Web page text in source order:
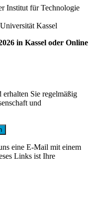
Institut für Technologie
Kassel
in Kassel oder Online
Sie regelmäßig
und
eine E-Mail mit einem
Links ist Ihre